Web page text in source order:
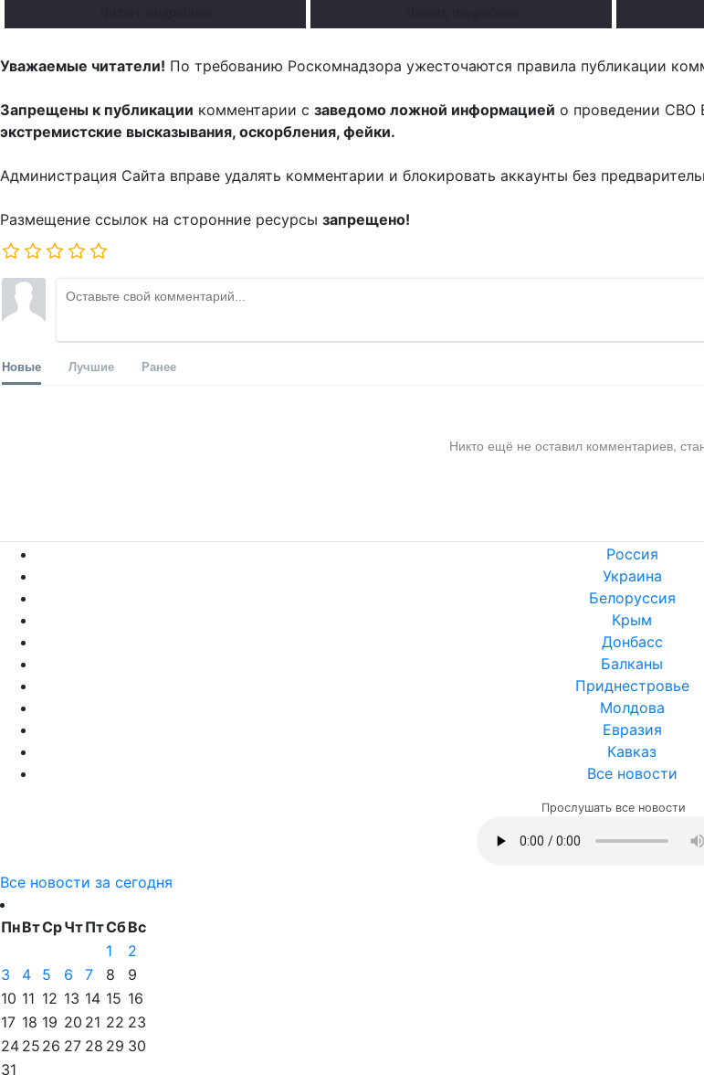
Уважаемые читатели! По требованию Роскомнадзора ужесточаются правила публикации
Запрещены к публикации комментарии с заведомо ложной информацией о проведении СВО
экстремистские высказывания, оскорбления, фейки.
Администрация Сайта вправе удалять комментарии и блокировать аккаунты без
Размещение ссылок на сторонние ресурсы запрещено!
Новые Лучшие Ранее
Никто ещё не оставил комментариев,
Россия
Украина
Белоруссия
Крым
Донбасс
Балканы
Приднестровье
Молдова
Евразия
Кавказ
Все новости
Прослушать все новости
Все новости за сегодня
ПнВтСрЧтПтСбВс
1
2
3
4 5 6 7 8
9
10 11 12 13 14 15 16
17 18 19 20 21 22 23
24 25 26 27 28 29 30
31